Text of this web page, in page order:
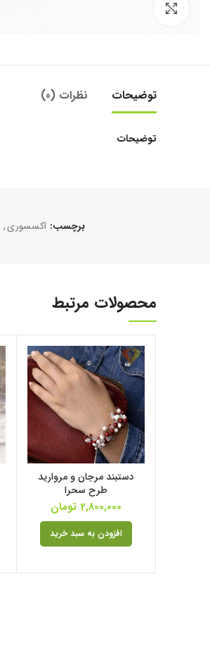
توضیحات نظرات (0)
توضیحات
برچسب: اکسسوری,
محصولات مرتبط
دستبند مرجان و مروارید
طرح سحرا
2,800,000 تومان
افزودن به سبد خرید